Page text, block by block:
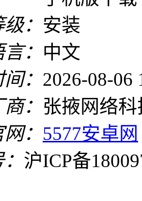
：
： 中文
： 2026-08-06
： 张掖网络
： 5577安卓网
沪ICP备